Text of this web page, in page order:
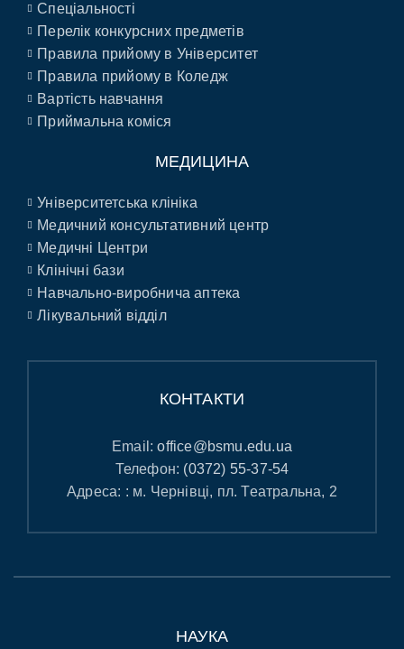
Спеціальності
Перелік конкурсних предметів
Правила прийому в Університет
Правила прийому в Коледж
Вартість навчання
Приймальна коміся
МЕДИЦИНА
Університетська клініка
Медичний консультативний центр
Медичні Центри
Клінічні бази
Навчально-виробнича аптека
Лікувальний відділ
КОНТАКТИ
Email:office@bsmu.edu.ua
Телефон: (0372) 55-37-54
Адреса: : м. Чернівці, пл. Театральна, 2
НАУКА